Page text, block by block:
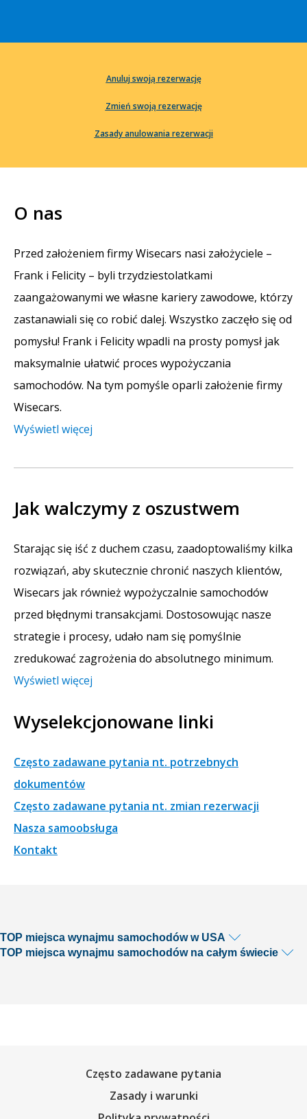
Anuluj swoją rezerwację
Zmień swoją rezerwację
Zasady anulowania rezerwacji
O nas
Przed założeniem firmy Wisecars nasi założyciele –
Frank i Felicity – byli trzydziestolatkami
zaangażowanymi we własne kariery zawodowe, którzy
zastanawiali się co robić dalej. Wszystko zaczęło się od
pomysłu! Frank i Felicity wpadli na prosty pomysł jak
maksymalnie ułatwić proces wypożyczania
samochodów. Na tym pomyśle oparli założenie firmy
Wisecars.
Wyświetl więcej
Jak walczymy z oszustwem
Starając się iść z duchem czasu, zaadoptowaliśmy kilka
rozwiązań, aby skutecznie chronić naszych klientów,
Wisecars jak również wypożyczalnie samochodów
przed błędnymi transakcjami. Dostosowując nasze
strategie i procesy, udało nam się pomyślnie
zredukować zagrożenia do absolutnego minimum.
Wyświetl więcej
Wyselekcjonowane linki
Często zadawane pytania nt. potrzebnych
dokumentów
Często zadawane pytania nt. zmian rezerwacji
Nasza samoobsługa
Kontakt
TOP miejsca wynajmu samochodów w USA
TOP miejsca wynajmu samochodów na całym świecie
Często zadawane pytania
Zasady i warunki